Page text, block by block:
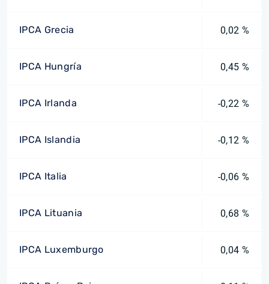
IPCA Grecia 0,02 %
IPCA Hungría 0,45 %
IPCA Irlanda -0,22 %
IPCA Islandia -0,12 %
IPCA Italia -0,06 %
IPCA Lituania 0,68 %
IPCA Luxemburgo 0,04 %